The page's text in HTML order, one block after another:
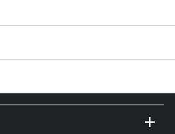
Höhenversatze und
LK 5.0
»